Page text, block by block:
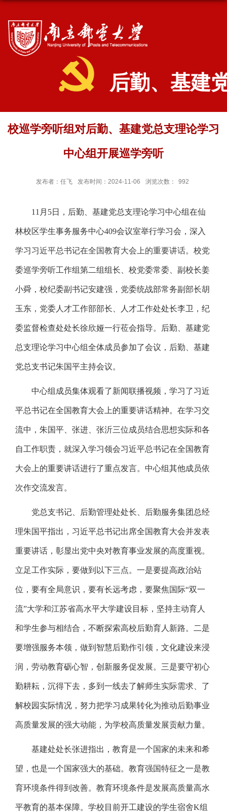
后勤、基建
校巡学旁听组对后勤、基建党总支理论学习
中心组开展巡学旁听
发布者：任飞 发布时间：2024-11-06 浏览次数： 992
11 月 5日，后勤、基建党总支理论学习中心组在仙
林校区学生事务服务中心409会议室举行学习会，深入
学习习近平总书记在全国教育大会上的重要讲话。校党
委巡学旁听工作组第二组组长、校党委常委、副校长姜
小舜，校纪委副书记安建强，党委统战部常务副部长胡
玉东，党委人才工作部部长、人才工作处处长李卫，纪
委监督检查处处长徐欣娅一行莅会指导。后勤、基建党
总支理论学习中心组全体成员参加了会议，后勤、基建
党总支书记朱国平主持会议。
中心组成员集体观看了新闻联播视频，学习了习近
平总书记在全国教育大会上的重要讲话精神。在学习交
流中，朱国平、张进、张沂三位成员结合思想实际和各
自工作职责，就深入学习领会习近平总书记在全国教育
大会上的重要讲话进行了重点发言。中心组其他成员依
次作交流发言。
党总支书记、后勤管理处处长、后勤服务集团总经
理朱国平指出，习近平总书记出席全国教育大会并发表
重要讲话，彰显出党中央对教育事业发展的高度重视。
立足工作实际，要做到以下三点。一是要提高政治站
位，要有全局意识，要有长远考虑，要聚焦国际“双一
流”大学和江苏省高水平大学建设目标，坚持主动育人
和学生参与相结合，不断探索高校后勤育人新路。二是
要增强服务本领，做到智慧后勤作引领，文化建设来浸
润，劳动教育砺心智，创新服务促发展。三是要守初心
勤耕耘，沉得下去，多到一线去了解师生实际需求、了
解校园实际情况，努力把学习成果转化为推动后勤事业
高质量发展的强大动能，为学校高质量发展贡献力量。
基建处处长张进指出，教育是一个国家的未来和希
望，也是一个国家强大的基础。教育强国特征之一是教
育环境条件得到改善。教育环境条件是发展高质量高水
平教育的基本保障。学校目前开工建设的学生宿舍K组